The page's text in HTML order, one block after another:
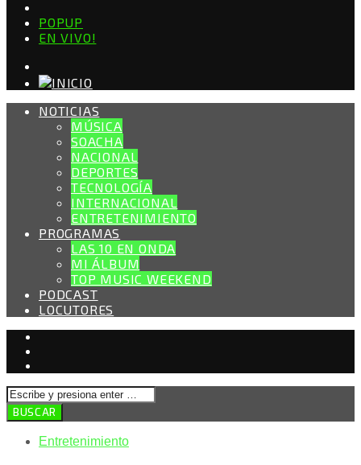
POPUP
EN VIVO!
NOTICIAS
MÚSICA
SOACHA
NACIONAL
DEPORTES
TECNOLOGÍA
INTERNACIONAL
ENTRETENIMIENTO
PROGRAMAS
LAS 10 EN ONDA
MI ÁLBUM
TOP MUSIC WEEKEND
PODCAST
LOCUTORES
Entretenimiento